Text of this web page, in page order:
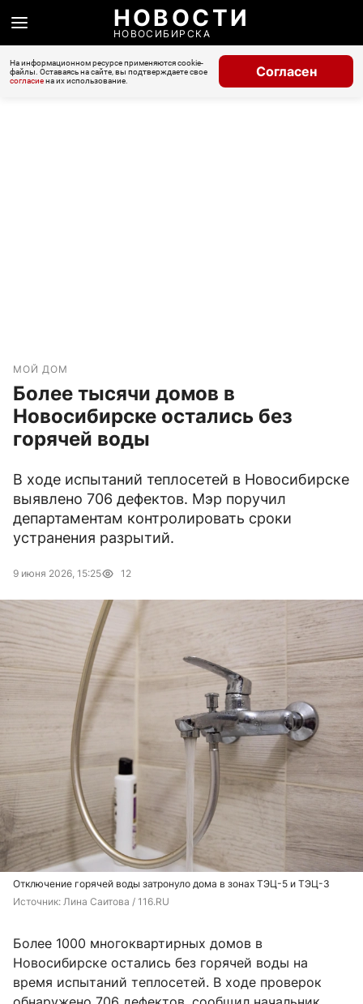
НОВОСТИ
НОВОСИБИРСКА
На информационном ресурсе применяются cookie-
файлы. Оставаясь на сайте, вы подтверждаете свое
согласиена их использование.
Согласен
МОЙ ДОМ
Более тысячи домов в
Новосибирске остались без
горячей воды
В ходе испытаний теплосетей в Новосибирске
выявлено 706 дефектов. Мэр поручил
департаментам контролировать сроки
устранения разрытий.
9 июня 2026, 15:25 12
Отключение горячей воды затронуло дома в зонах ТЭЦ-5 и ТЭЦ-3
Источник: Лина Саитова / 116.RU
Более 1000 многоквартирных домов в
Новосибирске остались без горячей воды на
время испытаний теплосетей. В ходе проверок